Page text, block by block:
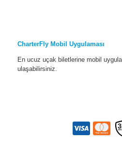
CharterFly Mobil Uygulaması
En ucuz uçak biletlerine mobil
ulaşabilirsiniz.